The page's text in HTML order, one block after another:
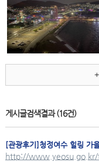
게시글검색결과(16건)
[관광후기]청정여수 힐링 가
http://